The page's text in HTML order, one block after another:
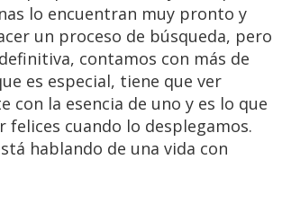
lo encuentran muy pronto y
un proceso de búsqueda, pero
contamos con más de
es especial, tiene que ver
con la esencia de uno y es lo que
felices cuando lo desplegamos.
hablando de una vida con